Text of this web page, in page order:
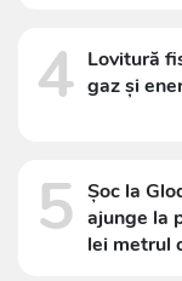
4 Lovitură
gaz și
5 Șoc la
ajunge la
lei metrul